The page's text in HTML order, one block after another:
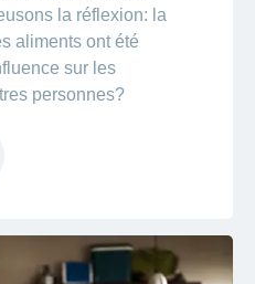
la réflexion: la
aliments ont été
sur les
personnes?